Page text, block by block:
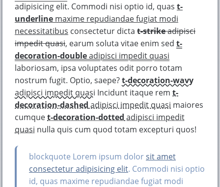
adipisicing elit. Commodi nisi optio id, quas t-
underline maxime repudiandae fugiat modi
necessitatibus consectetur dicta t-strikeadipisci
impedit quasi, earum soluta vitae enim sed t-
decoration-doubleadipisci impedit quasi
laboriosam, ipsa voluptates odit porro totam
nostrum fugit. Optio, saepe?t-decoration-wavy
adipisci impedit quasi Incidunt itaque rem t-
decoration-dashed adipisci impedit quasi maiores
cumquet-decoration-dotted adipisci impedit
quasi nulla quis cum quod totam excepturi quos!
blockquote Lorem ipsum dolorsit amet
consectetur adipisicing elit. Commodi nisi optio
id, quas maxime repudiandae fugiat modi